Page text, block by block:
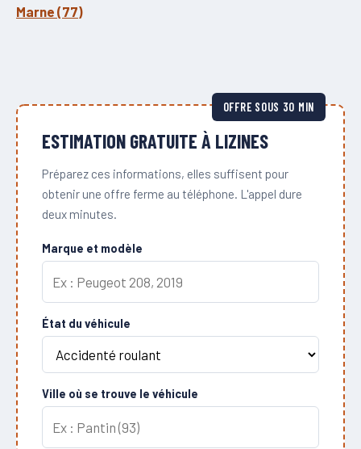
Marne (77)
OFFRE SOUS 30 MIN
ESTIMATION GRATUITE À LIZINES
Préparez ces informations, elles suffisent pour
obtenir une offre ferme au téléphone. L'appel dure
deux minutes.
Marque et modèle
État du véhicule
Ville où se trouve le véhicule